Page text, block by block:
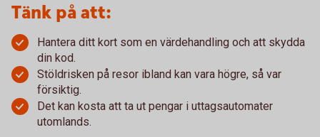
Tänk på att:
Hantera ditt kort som en värdehandling och att skydda
din kod.
Stöldrisken på resor ibland kan vara högre, så var
försiktig.
Det kan kosta att ta ut pengar i uttagsautomater
utomlands.